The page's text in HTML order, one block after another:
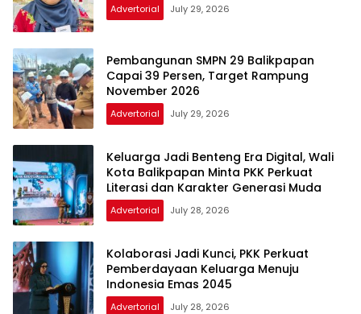
Advertorial July 29, 2026
Pembangunan SMPN 29 Balikpapan
Capai 39 Persen, Target Rampung
November 2026
Advertorial July 29, 2026
Keluarga Jadi Benteng Era Digital, Wali
Kota Balikpapan Minta PKK Perkuat
Literasi dan Karakter Generasi Muda
Advertorial July 28, 2026
Kolaborasi Jadi Kunci, PKK Perkuat
Pemberdayaan Keluarga Menuju
Indonesia Emas 2045
Advertorial July 28, 2026